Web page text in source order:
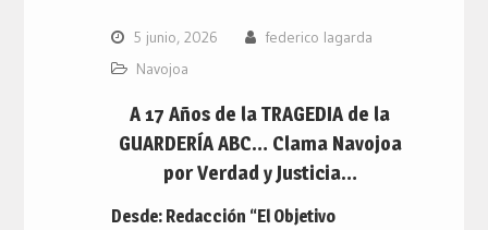
5 junio, 2026
federico lagarda
Navojoa
A 17 Años de la TRAGEDIA de la
GUARDERÍA ABC… Clama Navojoa
por Verdad y Justicia…
Desde: Redacción “El Objetivo